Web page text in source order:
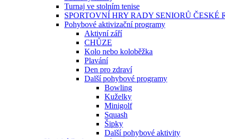
Turnaj ve stolním tenise
SPORTOVNÍ HRY RADY SENIORŮ ČESKÉ
Pohybové aktivizační programy
Aktivní září
CHŮZE
Kolo nebo koloběžka
Plavání
Den pro zdraví
Další pohybové programy
Bowling
Kuželky
Minigolf
Squash
Šipky
Další pohybové aktivity